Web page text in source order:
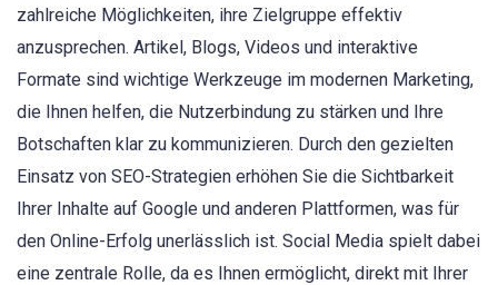
zahlreiche Möglichkeiten, ihre Zielgruppe effektiv
anzusprechen. Artikel, Blogs, Videos und interaktive
Formate sind wichtige Werkzeuge im modernen Marketing,
die Ihnen helfen, die Nutzerbindung zu stärken und Ihre
Botschaften klar zu kommunizieren. Durch den gezielten
Einsatz von SEO-Strategien erhöhen Sie die Sichtbarkeit
Ihrer Inhalte auf Google und anderen Plattformen, was für
den Online-Erfolg unerlässlich ist. Social Media spielt dabei
eine zentrale Rolle, da es Ihnen ermöglicht, direkt mit Ihrer